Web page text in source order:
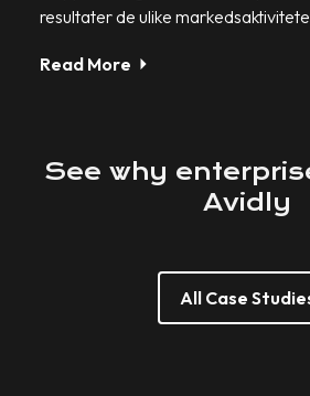
resultater de ulike
Read More
See why
Avidly
All Case